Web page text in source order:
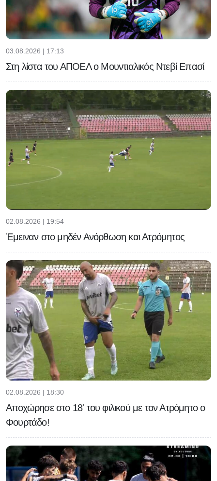
03.08.2026 | 17:13
Στη λίστα του ΑΠΟΕΛ ο Μουντιαλικός Ντεβί Επασί
02.08.2026 | 19:54
Έμειναν στο μηδέν Ανόρθωση και Ατρόμητος
02.08.2026 | 18:30
Αποχώρησε στο 18' του φιλικού με τον Ατρόμητο ο
Φουρτάδο!